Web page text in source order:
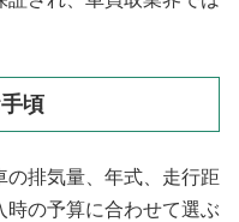
頃
排気量、年式、走行距
の予算に合わせて選ぶ